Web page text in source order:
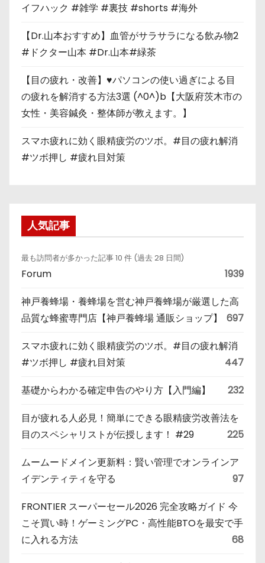
イフハック #雑学 #裏技 #shorts #海外
【Dr.山本おすすめ】血管がサラサラになる飲み物2
#ドクター山本 #Dr.山本#緑茶
【目の疲れ・改善】♥パソコンの使い過ぎによる目
の疲れを解消する方法3選 (^0^)b【大阪府茨木市の
女性・美容鍼灸・整体師が教えます。】
スマホ疲れに効く眼精疲労のツボ。#目の疲れ解消
#ツボ押し #疲れ目対策
人気記事
最も訪問者が多かった記事 10 件 (過去 28 日間)
Forum 1939
神戸養蜂場・養蜂場を営む神戸養蜂場が厳選した高
品質な蜂蜜専門店【神戸養蜂場 通販ショップ】
697
スマホ疲れに効く眼精疲労のツボ。#目の疲れ解消
#ツボ押し #疲れ目対策
447
基礎からわかる確定申告のやり方【入門編】 232
目が疲れる人必見！簡単にできる眼精疲労改善法を
目のスペシャリストが伝授します！ #29
225
ムームードメイン更新料：賢い管理でオンラインア
イデンティティを守る
97
FRONTIER スーパーセール2026 完全攻略ガイド 今
こそ買い時！ゲーミングPC・高性能BTOを最安で手
に入れる方法
68